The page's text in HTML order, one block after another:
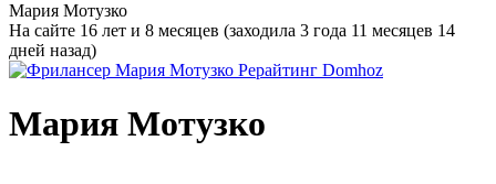
Мария Мотузко
На сайте 16 лет и 8 месяцев (заходила 3 года 11 месяцев 14
дней назад)
Мария Мотузко